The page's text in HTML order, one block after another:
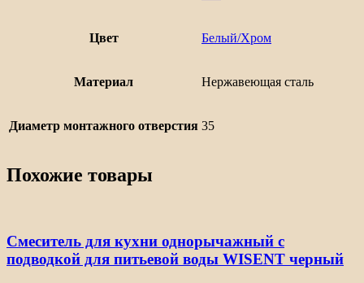
Цвет Белый/Хром
Материал Нержавеющая сталь
Диаметр монтажного отверстия 35
Похожие товары
Смеситель для кухни однорычажный с
подводкой для питьевой воды WISENT черный